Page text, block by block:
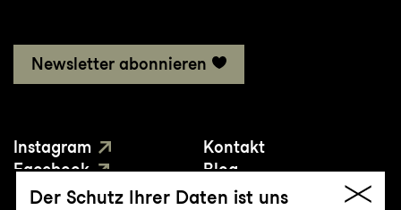
Newsletter abonnieren
Instagram
Facebook
YouTube
Kontakt
Blog
Presse
Der Schutz Ihrer Daten ist uns